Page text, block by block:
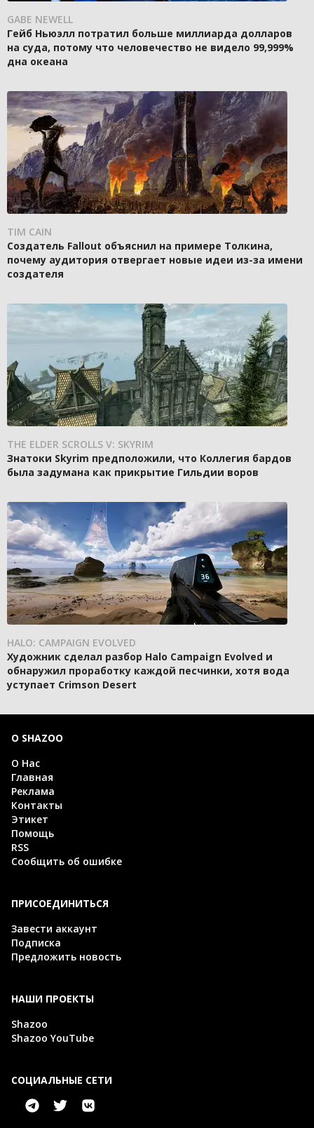
GABE NEWELL
Гейб Ньюэлл потратил больше миллиарда долларов
на суда, потому что человечество не видело 99,999%
дна океана
TIM CAIN
Создатель Fallout объяснил на примере Толкина,
почему аудитория отвергает новые идеи из-за имени
создателя
THE ELDER SCROLLS V: SKYRIM
Знатоки Skyrim предположили, что Коллегия бардов
была задумана как прикрытие Гильдии воров
HALO: CAMPAIGN EVOLVED
Художник сделал разбор Halo Campaign Evolved и
обнаружил проработку каждой песчинки, хотя вода
уступает Crimson Desert
О SHAZOO
О Нас
Главная
Реклама
Контакты
Этикет
Помощь
RSS
Сообщить об ошибке
ПРИСОЕДИНИТЬСЯ
Завести аккаунт
Подписка
Предложить новость
НАШИ ПРОЕКТЫ
Shazoo
Shazoo YouTube
СОЦИАЛЬНЫЕ СЕТИ